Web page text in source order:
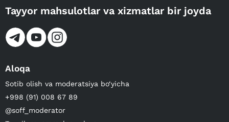
Tayyor mahsulotlar va xizmatlar bir joyda
Aloqa
Sotib olish va moderatsiya bo‘yicha
+998 (91) 008 67 89
@soff_moderator